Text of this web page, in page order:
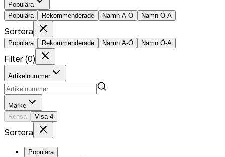
Populära
Populära
Rekommenderade Namn A-Ö Namn Ö-A
Sortera
Populära Rekommenderade Namn A-Ö Namn Ö-A
Filter(0)
Artikelnummer
Märke
Rensa
Visa 4
Sortera
Populära